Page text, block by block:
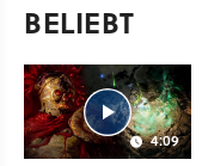
BELIEBT
4:09